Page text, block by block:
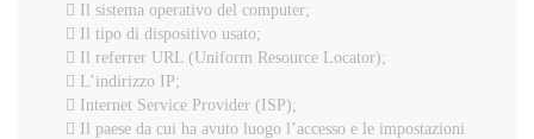
 Il sistema operativo del computer;
 Il tipo di dispositivo usato;
 Il referrer URL (Uniform Resource Locator);
 L’indirizzo IP;
 Internet Service Provider (ISP);
 Il paese da cui ha avuto luogo l’accesso e le impostazioni